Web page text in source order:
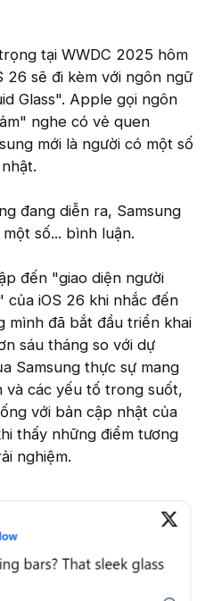
tại WWDC 2025 hôm
26 sẽ đi kèm với ngôn ngữ
Glass". Apple gọi ngôn
nghe có vẻ quen
mới là người có một số
đang diễn ra, Samsung
số... bình luận.
đến "giao diện người
iOS 26 khi nhắc đến
mình đã bắt đầu triển khai
sáu tháng so với dự
Samsung thực sự mang
và các yếu tố trong suốt,
với bản cập nhật của
thấy những điểm tương
nghiệm.